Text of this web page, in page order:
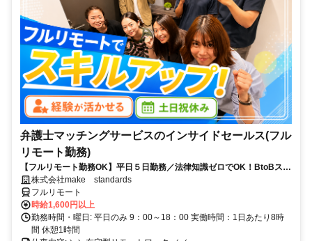
弁護士マッチングサービスのインサイドセールス(フル
リモート勤務)
【フルリモート勤務OK】平日５日勤務／法律知識ゼロでOK！BtoBスキ
ルが身につく営業職
株式会社make standards
フルリモート
時給1,600円以上
勤務時間・曜日: 平日のみ 9：00～18：00 実働時間：1日あたり8時
間 休憩1時間